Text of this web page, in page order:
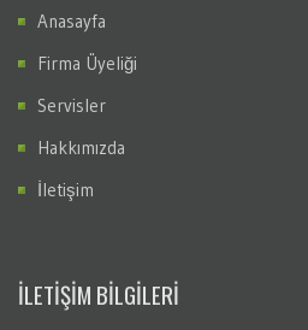
Anasayfa
Firma Üyeliği
Servisler
Hakkımızda
İletişim
İLETİŞİM BİLGİLERİ